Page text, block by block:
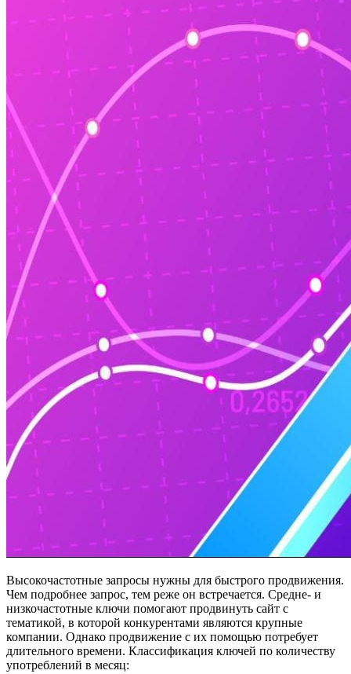
Высокочастотные запросы нужны для быстрого продвижения.
Чем подробнее запрос, тем реже он встречается. Средне- и
низкочастотные ключи помогают продвинуть сайт с
тематикой, в которой конкурентами являются крупные
компании. Однако продвижение с их помощью потребует
длительного времени. Классификация ключей по количеству
употреблений в месяц: